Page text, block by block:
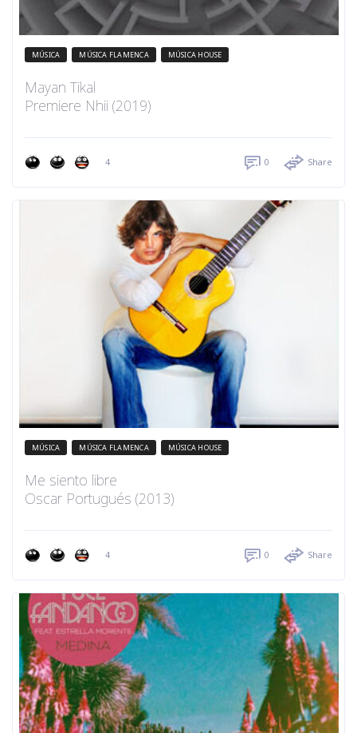
MÚSICA MÚSICA FLAMENCA MÚSICA HOUSE
Mayan Tikal
Premiere Nhii (2019)
4 0 Share
MÚSICA MÚSICA FLAMENCA MÚSICA HOUSE
Me siento libre
Oscar Portugués (2013)
4 0 Share